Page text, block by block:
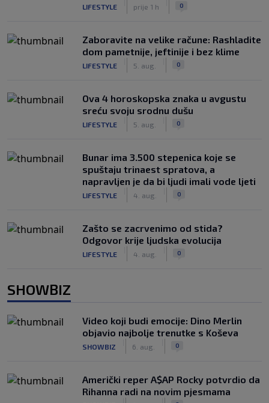
LIFESTYLE prije 1 h 0
Zaboravite na velike račune: Rashladite
dom pametnije, jeftinije i bez klime
LIFESTYLE 5. aug. 0
Ova 4 horoskopska znaka u avgustu
sreću svoju srodnu dušu
LIFESTYLE 5. aug. 0
Bunar imа 3.500 stepenica koje se
spuštaju trinaest spratova, a
napravljen je da bi ljudi imali vode ljeti
LIFESTYLE 4. aug. 0
Zašto se zacrvenimo od stida?
Odgovor krije ljudska evolucija
LIFESTYLE 4. aug. 0
SHOWBIZ
Video koji budi emocije: Dino Merlin
objavio najbolje trenutke s Koševa
SHOWBIZ 6. aug. 0
Američki reper A$AP Rocky potvrdio da
Rihanna radi na novim pjesmama